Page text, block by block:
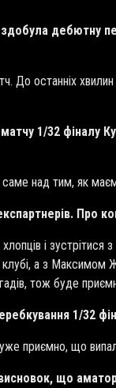
дебютну
останніх хвилин
1/32 фіналу
над тим, як
Про
і
а з
тож буде
1/32
приємно, що
що